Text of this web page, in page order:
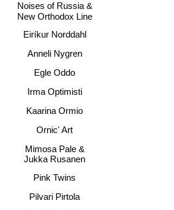
Irma Optimisti
Kaarina Ormio
Mimosa Pale &
Jukka Rusanen
Ornic' Art
Pilvari Pirtola
Pink Twins
Anneli Nygren
Egle Oddo
Eiríkur Norddahl
Noises of Russia &
New Orthodox Line